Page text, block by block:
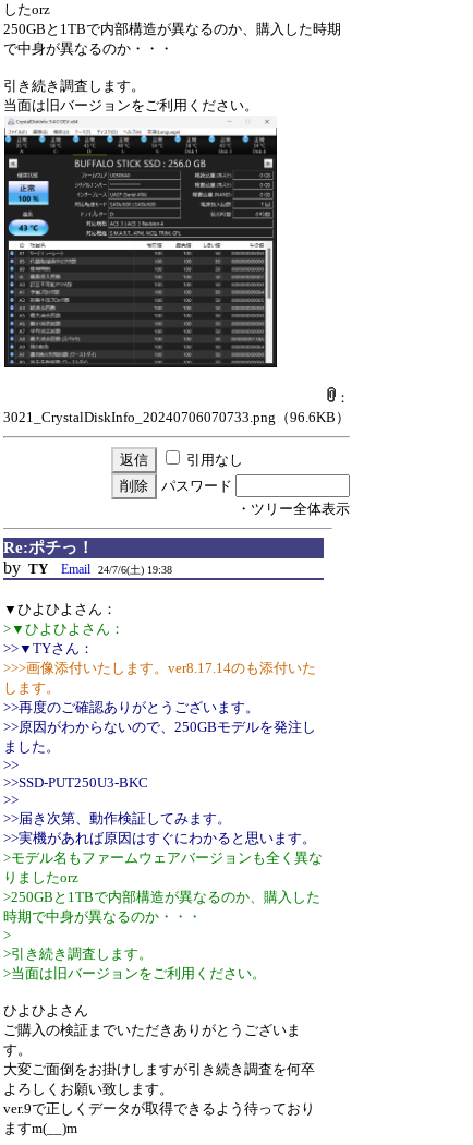
したorz
250GBと1TBで内部構造が異なるのか、購入した時期
で中身が異なるのか・・・
引き続き調査します。
当面は旧バージョンをご利用ください。
：
3021_CrystalDiskInfo_20240706070733.png （96.6KB）
引用なし
パスワード
・ツリー全体表示
Re:ポチっ！
by TY Email 24/7/6(土) 19:38
▼ひよひよさん：
>▼ひよひよさん：
>>▼TYさん：
>>>画像添付いたします。ver8.17.14のも添付いた
します。
>>再度のご確認ありがとうございます。
>>原因がわからないので、250GBモデルを発注し
ました。
>>
>>SSD-PUT250U3-BKC
>>
>>届き次第、動作検証してみます。
>>実機があれば原因はすぐにわかると思います。
>モデル名もファームウェアバージョンも全く異な
りましたorz
>250GBと1TBで内部構造が異なるのか、購入した
時期で中身が異なるのか・・・
>
>引き続き調査します。
>当面は旧バージョンをご利用ください。
ひよひよさん
ご購入の検証までいただきありがとうございま
す。
大変ご面倒をお掛けしますが引き続き調査を何卒
よろしくお願い致します。
ver.9で正しくデータが取得できるよう待っており
ますm(__)m